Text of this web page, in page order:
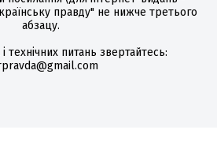
правду" не нижче третього
абзацу.
і технічних питань звертайтесь: